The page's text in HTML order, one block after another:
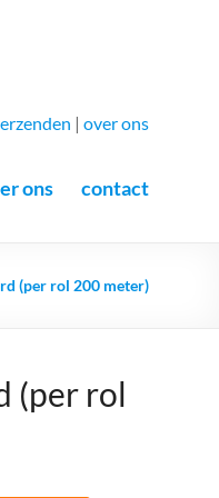
| over ons
ons contact
(per rol 200 meter)
(per rol